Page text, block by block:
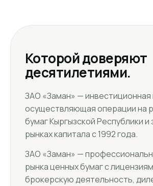
Которой доверяют
десятилетиями.
ЗАО «Заман» — инвестиционная
осуществляющая операции на
бумаг Кыргызской Республики
рынках капитала с 1992 года.
ЗАО «Заман» —
рынка ценных бумаг с
брокерскую деятельность,